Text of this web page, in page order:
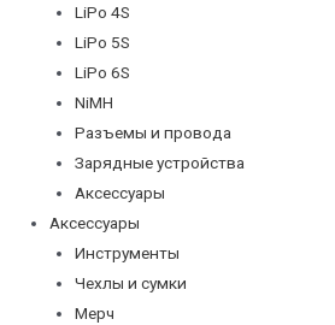
LiPo 4S
LiPo 5S
LiPo 6S
NiMH
Разъемы и провода
Зарядные устройства
Аксессуары
Аксессуары
Инструменты
Чехлы и сумки
Мерч